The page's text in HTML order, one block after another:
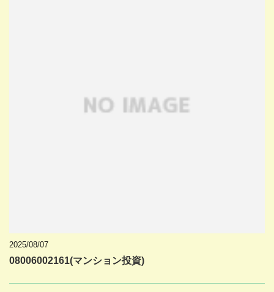
2025/08/07
08006002161(マンション投資)